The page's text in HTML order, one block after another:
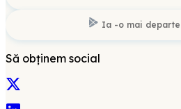
Ia -o mai departe
Să obținem social